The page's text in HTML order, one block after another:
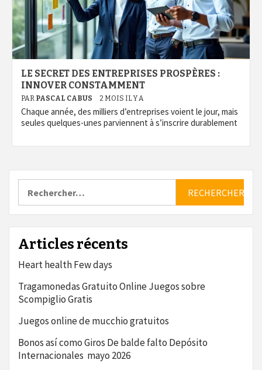
LE SECRET DES ENTREPRISES PROSPÈRES :
INNOVER CONSTAMMENT
PAR PASCAL CABUS 2 MOIS IL Y A
Chaque année, des milliers d’entreprises voient le jour, mais
seules quelques-unes parviennent à s’inscrire durablement
Articles récents
Heart health Few days
Tragamonedas Gratuito Online Juegos sobre
Scompiglio Gratis
Juegos online de mucchio gratuitos
Bonos así­ como Giros De balde falto Depósito
Internacionales ️ mayo 2026